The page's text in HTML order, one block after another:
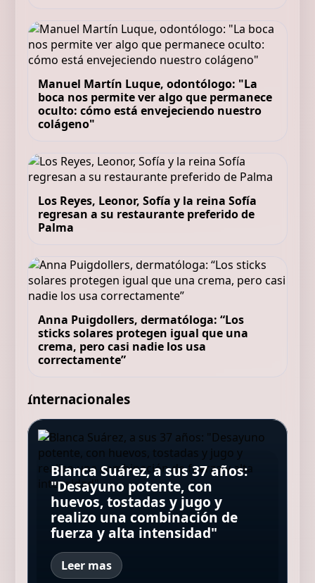
Manuel Martín Luque, odontólogo: "La
boca nos permite ver algo que permanece
oculto: cómo está envejeciendo nuestro
colágeno"
Los Reyes, Leonor, Sofía y la reina Sofía
regresan a su restaurante preferido de
Palma
Anna Puigdollers, dermatóloga: “Los
sticks solares protegen igual que una
crema, pero casi nadie los usa
correctamente”
Internacionales
María Valverde, actriz, 39 años:
“Creemos oír, pero hay que
aprender a escuchar”
Pepe Rodríguez Rey, chef, 58
años, sobre su infancia: "Mi
madre montó un restaurante
para salvar a sus hijos del caos
porque mi padre no traía
ingresos a casa como fotógrafo
taurino"
Día de San Lorenzo: por qué se
celebra el 10 de agosto y cuál
es la oración para hacer hoy
Blanca Suárez, a sus 37 años:
"Desayuno potente, con
huevos, tostadas y jugo y
realizo una combinación de
fuerza y alta intensidad"
Leer mas
Unos 500 alemanes pedalearon
desnudos por Berlín para
reivindicar la diversidad de los
cuerpos